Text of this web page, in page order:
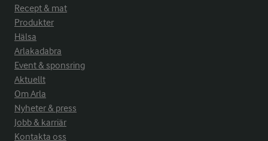
Recept & mat
Produkter
Hälsa
Arlakadabra
Event & sponsring
Aktuellt
Om Arla
Nyheter & press
Jobb & karriär
Kontakta oss